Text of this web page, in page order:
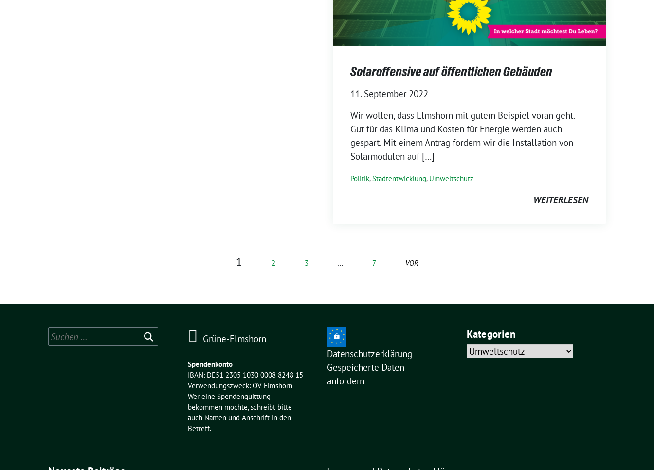
Solaroffensive auf öffentlichen Gebäuden
11. September 2022
Wir wollen, dass Elmshorn mit gutem Beispiel voran geht.
Gut für das Klima und Kosten für Energie werden auch
gespart. Mit einem Antrag fordern wir die Installation von
Solarmodulen auf […]
Politik,Stadtentwicklung, Umweltschutz
WEITERLESEN
1 2 3 … 7 VOR
Suchen
nach:
Grüne-Elmshorn
Spendenkonto
IBAN: DE51 2305 1030 0008 8248 15
Verwendungszweck: OV Elmshorn
Wer eine Spendenquittung
bekommen möchte, schreibt bitte
auch Namen und Anschrift in den
Betreff.
Datenschutzerklärung
Gespeicherte Daten
anfordern
Kategorien
Kategorien